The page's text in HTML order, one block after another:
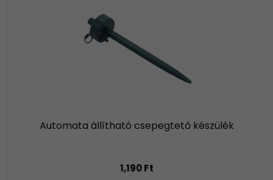
Automata állítható csepegtető készülék
1,190 Ft